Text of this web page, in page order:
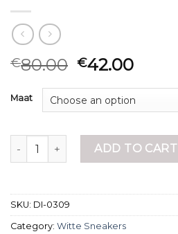
€80.00 €42.00
Maat
witte sneakers quantityADD TO CART
SKU: DI-0309
Category: Witte Sneakers